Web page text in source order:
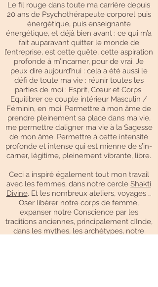
Le fil rouge dans toute ma carrière depuis
20 ans de Psychothérapeute corporel puis
énergétique, puis enseignante
énergétique, et déjà bien avant : ce qui m’a
fait auparavant quitter le monde de
l’entreprise, est cette quête, cette aspiration
profonde à m’incarner, pour de vrai. Je
peux dire aujourd’hui : cela a été aussi le
défi de toute ma vie : réunir toutes les
parties de moi : Esprit, Cœur et Corps.
Equilibrer ce couple intérieur Masculin /
Féminin, en moi. Permettre à mon âme de
prendre pleinement sa place dans ma vie,
me permettre d’aligner ma vie à la Sagesse
de mon âme. Permettre à cette intensité
profonde et intense qui est mienne de s’in-
carner, légitime, pleinement vibrante, libre.
Ceci a inspiré également tout mon travail
avec les femmes, dans notre cercle Shakti
Divine. Et les nombreux ateliers, voyages …
Oser libérer notre corps de femme,
expanser notre Conscience par les
traditions anciennes, principalement d’Inde,
dans les mythes, les archétypes, notre